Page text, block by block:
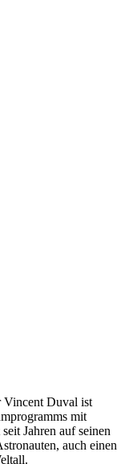
Vincent Duval ist
mit
Jahren auf seinen
auch einen